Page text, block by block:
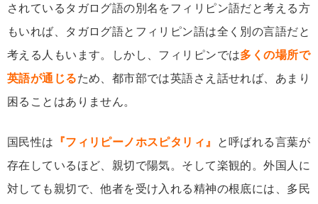
されているタガログ語の別名をフィリピン語だと考える方
もいれば、タガログ語とフィリピン語は全く別の言語だと
考える人もいます。しかし、フィリピンでは多くの場所で
英語が通じるため、都市部では英語さえ話せれば、あまり
困ることはありません。
国民性は 『フィリピーノホスピタリィ』 と呼ばれる言葉が
存在しているほど、親切で陽気。そして楽観的。外国人に
対しても親切で、他者を受け入れる精神の根底には、多民